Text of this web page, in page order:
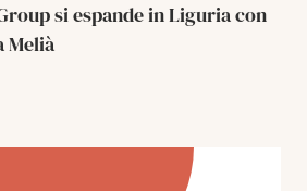
si espande in Liguria con
Melià